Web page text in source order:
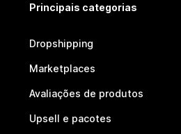
Principais categorias
Dropshipping
Marketplaces
Avaliações de produtos
Upsell e pacotes